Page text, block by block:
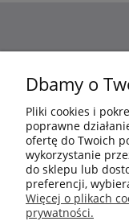
Dbamy o
Pliki cookies i
poprawne
ofertę do Twoich
wykorzystanie
do sklepu lub
preferencji,
Więcej o plikach
prywatności.